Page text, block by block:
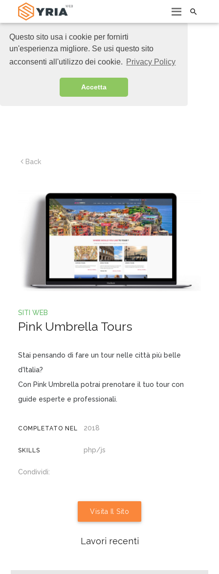
Questo sito usa i cookie per fornirti
un'esperienza migliore. Se usi questo sito
acconsenti all'utilizzo dei cookie. Privacy Policy
Accetta

Back
SITI WEB
Pink Umbrella Tours
Stai pensando di fare un tour nelle città più belle
d'Italia?
Con Pink Umbrella potrai prenotare il tuo tour con
guide esperte e professionali.
COMPLETATO NEL 2018
SKILLS php/js
Condividi:
Visita Il Sito
Lavori recenti